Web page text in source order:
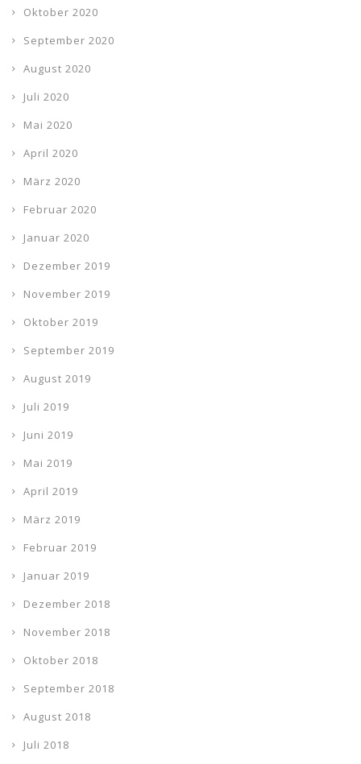
Oktober 2020
September 2020
August 2020
Juli 2020
Mai 2020
April 2020
März 2020
Februar 2020
Januar 2020
Dezember 2019
November 2019
Oktober 2019
September 2019
August 2019
Juli 2019
Juni 2019
Mai 2019
April 2019
März 2019
Februar 2019
Januar 2019
Dezember 2018
November 2018
Oktober 2018
September 2018
August 2018
Juli 2018